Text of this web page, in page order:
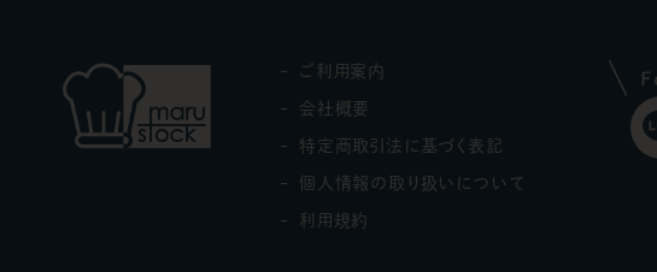
ご利用案内
会社概要
特定商取引法に基づく表記
個人情報の取り扱いについて
利用規約